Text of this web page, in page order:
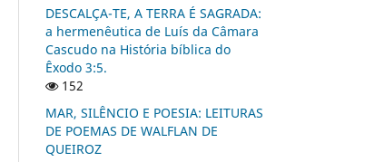
DESCALÇA-TE, A TERRA É SAGRADA:
a hermenêutica de Luís da Câmara
Cascudo na História bíblica do
Êxodo 3:5.
152
MAR, SILÊNCIO E POESIA: LEITURAS
DE POEMAS DE WALFLAN DE
QUEIROZ